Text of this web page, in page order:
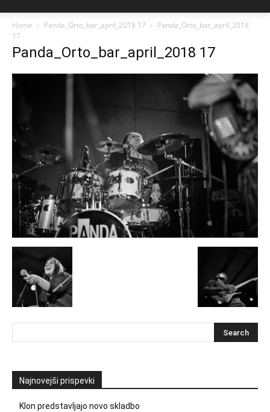
Home Panda_Orto_bar_april_2018 17
Panda_Orto_bar_april_2018
17
Panda_Orto_bar_april_2018 17
Najnovejši prispevki
Klon predstavljajo novo skladbo